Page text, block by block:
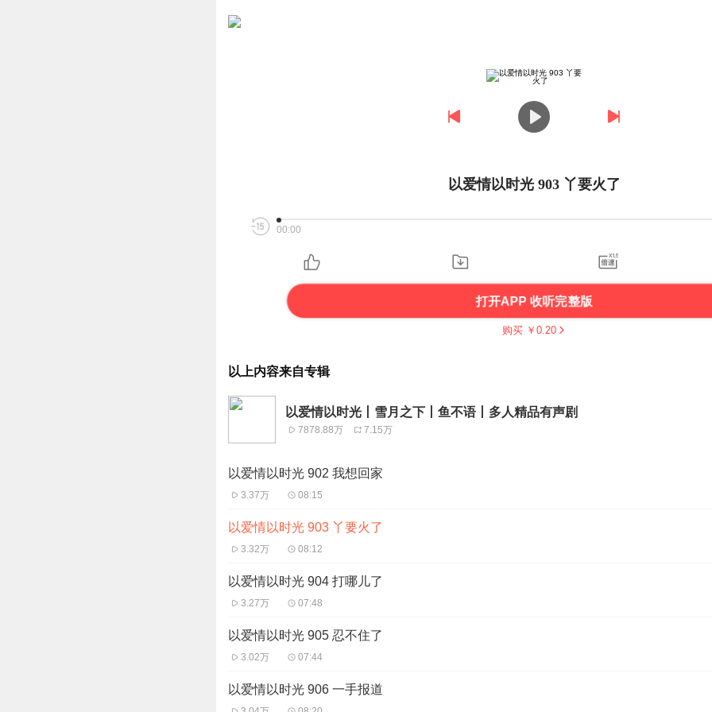
以爱情以时光 903 丫要火了
00:00
打开APP 收听完整版
购买 ￥ 0.20
以上内容来自专辑
以爱情以时光丨雪月之下丨鱼不语丨多人精品有声剧
7878.88万 7.15万
以爱情以时光 902 我想回家
3.37万 08:15
以爱情以时光 903 丫要火了
3.32万 08:12
以爱情以时光 904 打哪儿了
3.27万 07:48
以爱情以时光 905 忍不住了
3.02万 07:44
以爱情以时光 906 一手报道